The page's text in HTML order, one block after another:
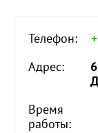
Телефон:
Адрес:
Время
работы: